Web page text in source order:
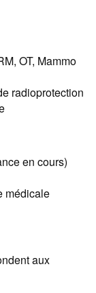
OT, Mammo
radioprotection
en cours)
médicale
aux